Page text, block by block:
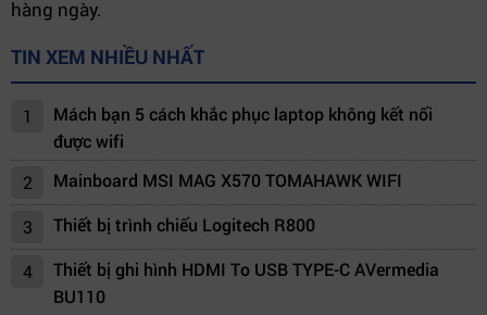
hàng ngày.
TIN XEM NHIỀU NHẤT
1
Mách bạn 5 cách khắc phục laptop không kết nối
được wifi
2
Mainboard MSI MAG X570 TOMAHAWK WIFI
3 Thiết bị trình chiếu Logitech R800
4
Thiết bị ghi hình HDMI To USB TYPE-C AVermedia
BU110